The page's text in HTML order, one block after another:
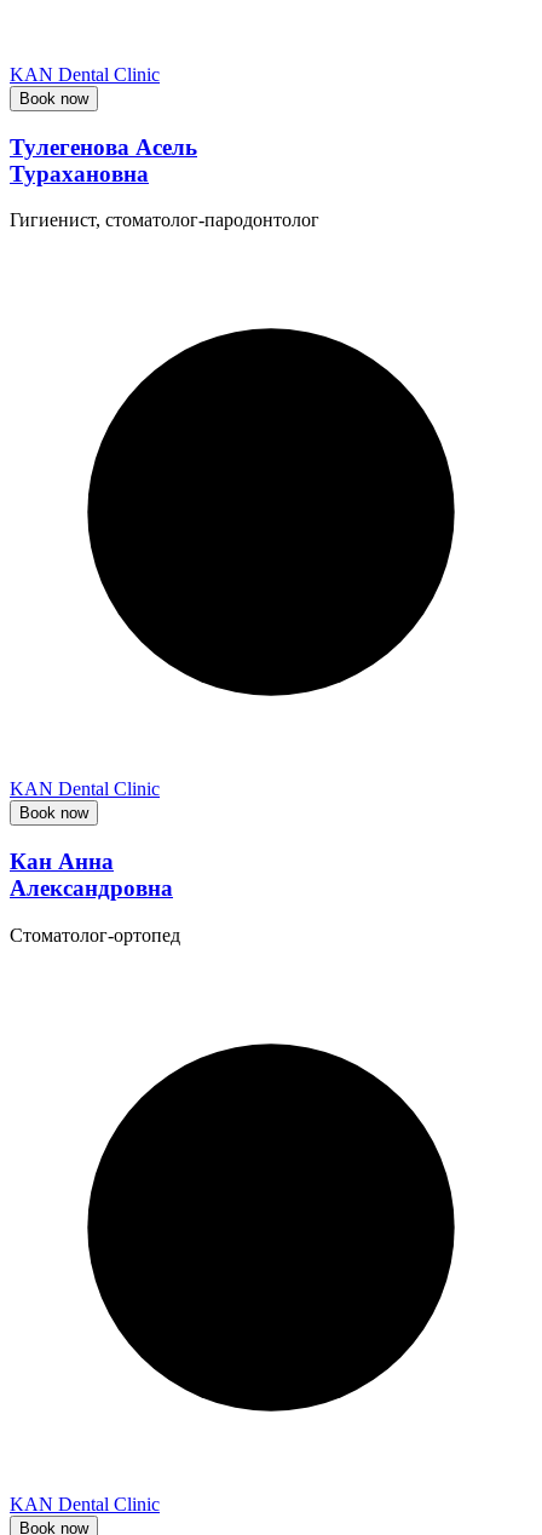
KAN Dental Clinic
Book now
Тулегенова Асель
Турахановна
Гигиенист, стоматолог-пародонтолог
KAN Dental Clinic
Book now
Кан Анна
Александровна
Стоматолог-ортопед
KAN Dental Clinic
Book now